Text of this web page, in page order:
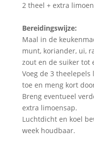
2 theel + extra
Bereidingswijze:
Maal in de
munt, koriander, ui,
zout en de suiker tot
Voeg de 3
toe en meng kort
Breng eventueel
extra limoensap.
Luchtdicht en koel
week houdbaar.